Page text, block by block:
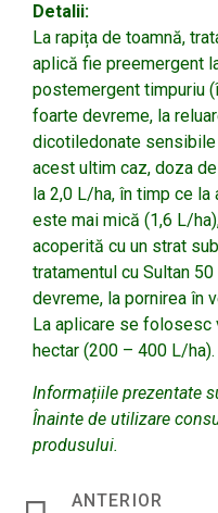
Detalii:
La rapița de toamnă,
aplică fie preemergent
postemergent timpuriu
foarte devreme, la
dicotiledonate
acest ultim caz, doza
la 2,0 L/ha, în timp ce
este mai mică (1,6 L/
acoperită cu un strat
tratamentul cu Sultan
devreme, la pornirea în
La aplicare se folosesc
hectar (200 – 400 L/ha).
Informațiile prezentate
Înainte de utilizare
produsului.
ANTERIOR